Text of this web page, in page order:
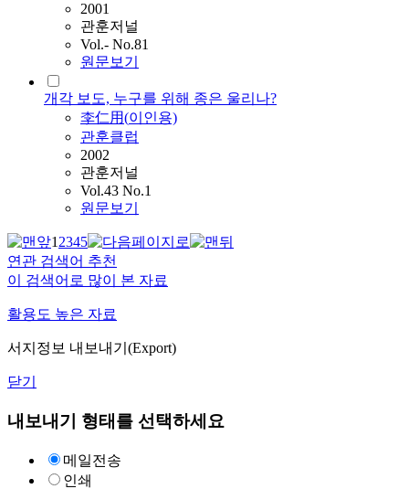
2001
관훈저널
Vol.- No.81
원문보기
개각 보도, 누구를 위해 종은 울리나?
李仁用(이인용)
관훈클럽
2002
관훈저널
Vol.43 No.1
원문보기
12345
연관 검색어 추천
이 검색어로 많이 본 자료
활용도 높은 자료
서지정보 내보내기(Export)
닫기
내보내기 형태를 선택하세요
메일전송
인쇄